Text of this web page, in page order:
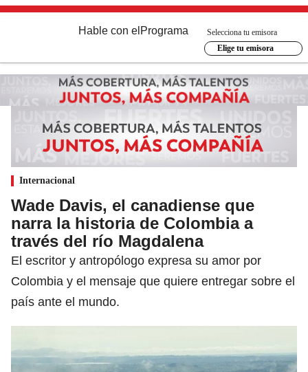
Hable con el Programa
Selecciona tu emisora
Elige tu emisora
Internacional
Wade Davis, el canadiense que
narra la historia de Colombia a
través del río Magdalena
El escritor y antropólogo expresa su amor por
Colombia y el mensaje que quiere entregar sobre el
país ante el mundo.